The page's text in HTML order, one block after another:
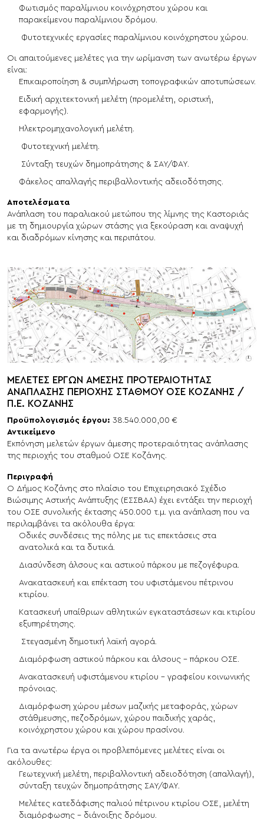
Φωτισμός παραλίμνιου κοινόχρηστου χώρου και
παρακείμενου παραλίμνιου δρόμου.
Φυτοτεχνικές εργασίες παραλίμνιου κοινόχρηστου χώρου.
Οι απαιτούμενες μελέτες για την ωρίμανση των ανωτέρω έργων
είναι:
Επικαιροποίηση & συμπλήρωση τοπογραφικών αποτυπώσεων.
Ειδική αρχιτεκτονική μελέτη (προμελέτη, οριστική,
εφαρμογής).
Ηλεκτρομηχανολογική μελέτη.
Φυτοτεχνική μελέτη.
Σύνταξη τευχών δημοπράτησης & ΣΑΥ/ΦΑΥ.
Φάκελος απαλλαγής περιβαλλοντικής αδειοδότησης.
Αποτελέσματα
Ανάπλαση του παραλιακού μετώπου της λίμνης της Καστοριάς
με τη δημιουργία χώρων στάσης για ξεκούραση και αναψυχή
και διαδρόμων κίνησης και περιπάτου.
ΜΕΛΕΤΕΣ ΕΡΓΩΝ ΑΜΕΣΗΣ ΠΡΟΤΕΡΑΙΟΤΗΤΑΣ
ΑΝΑΠΛΑΣΗΣ ΠΕΡΙΟΧΗΣ ΣΤΑΘΜΟΥ ΟΣΕ ΚΟΖΑΝΗΣ /
Π.Ε. ΚΟΖΑΝΗΣ
Προϋπολογισμός έργου: 38.540.000,00 €
Αντικείμενο
Εκπόνηση μελετών έργων άμεσης προτεραιότητας ανάπλασης
της περιοχής του σταθμού ΟΣΕ Κοζάνης.
Περιγραφή
Ο Δήμος Κοζάνης στο πλαίσιο του Επιχειρησιακό Σχέδιο
Βιώσιμης Αστικής Ανάπτυξης (ΕΣΣΒΑΑ) έχει εντάξει την περιοχή
του ΟΣΕ συνολικής έκτασης 450.000 τ.μ. για ανάπλαση που να
περιλαμβάνει τα ακόλουθα έργα:
Οδικές συνδέσεις της πόλης με τις επεκτάσεις στα
ανατολικά και τα δυτικά.
Διασύνδεση άλσους και αστικού πάρκου με πεζογέφυρα.
Ανακατασκευή και επέκταση του υφιστάμενου πέτρινου
κτιρίου.
Κατασκευή υπαίθριων αθλητικών εγκαταστάσεων και κτιρίου
εξυπηρέτησης.
Στεγασμένη δημοτική λαϊκή αγορά.
Διαμόρφωση αστικού πάρκου και άλσους – πάρκου ΟΣΕ.
Ανακατασκευή υφιστάμενου κτιρίου – γραφείου κοινωνικής
πρόνοιας.
Διαμόρφωση χώρου μέσων μαζικής μεταφοράς, χώρων
στάθμευσης, πεζοδρόμων, χώρου παιδικής χαράς,
κοινόχρηστου χώρου και χώρου πρασίνου.
Για τα ανωτέρω έργα οι προβλεπόμενες μελέτες είναι οι
ακόλουθες:
Γεωτεχνική μελέτη, περιβαλλοντική αδειοδότηση (απαλλαγή),
σύνταξη τευχών δημοπράτησης ΣΑΥ/ΦΑΥ.
Μελέτες κατεδάφισης παλιού πέτρινου κτιρίου ΟΣΕ, μελέτη
διαμόρφωσης – διάνοιξης δρόμου.